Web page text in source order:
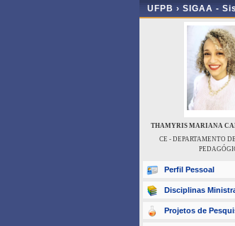
UFPB › SIGAA -
THAMYRIS MARIANA
CE - DEPARTAMENTO
Perfil Pessoal
Disciplinas
Projetos de